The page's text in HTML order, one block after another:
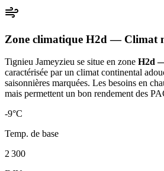
Zone climatique H2d — Climat
Tignieu Jameyzieu se situe en zone H2d
caractérisée par un climat continental
saisonnières marquées. Les besoins en
mais permettent un bon rendement des
-9°C
Temp. de base
2 300